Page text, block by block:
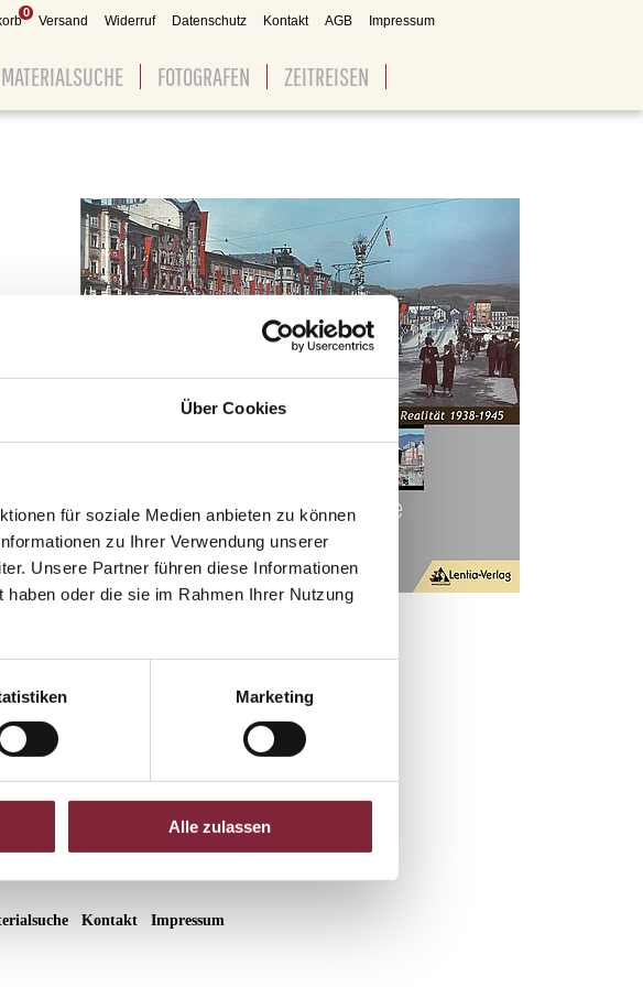
Über Cookies
für soziale Medien anbieten zu können
zu Ihrer Verwendung unserer
Unsere Partner führen diese Informationen
oder die sie im Rahmen Ihrer Nutzung
Marketing
Alle zulassen
0
Versand Widerruf Datenschutz Kontakt AGB Impressum
MATERIALSUCHE FOTOGRAFEN ZEITREISEN
Kontakt Impressum